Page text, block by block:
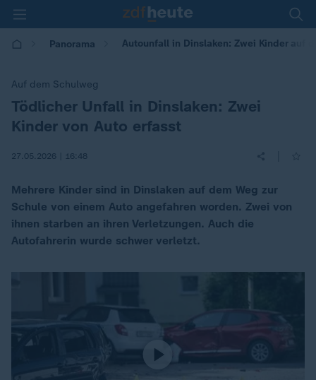
Panorama Autounfall in Dinslaken: Zwei Kinder auf
Auf dem Schulweg
:
Tödlicher Unfall in Dinslaken: Zwei
Kinder von Auto erfasst
27.05.2026 | 16:48
Mehrere Kinder sind in Dinslaken auf dem Weg zur
Schule von einem Auto angefahren worden. Zwei von
ihnen starben an ihren Verletzungen. Auch die
Autofahrerin wurde schwer verletzt.